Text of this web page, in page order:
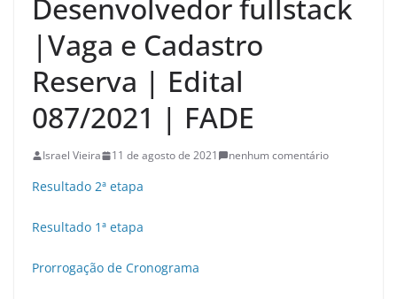
Desenvolvedor fullstack
|Vaga e Cadastro
Reserva | Edital
087/2021 | FADE
Israel Vieira 11 de agosto de 2021 nenhum comentário
Resultado 2ª etapa
Resultado 1ª etapa
Prorrogação de Cronograma